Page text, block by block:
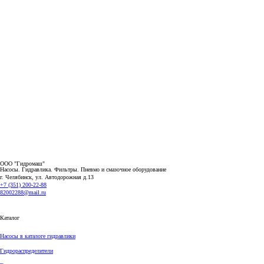
ООО "Гидромаш"
Насосы. Гидравлика. Фильтры. Пневмо и смазочное оборудование
г. Челябинск, ул. Автодорожная д.13
+7 (351) 200-22-88
82002288@mail.ru
Каталог
Насосы в каталоге гидравлики
Гидрораспределители